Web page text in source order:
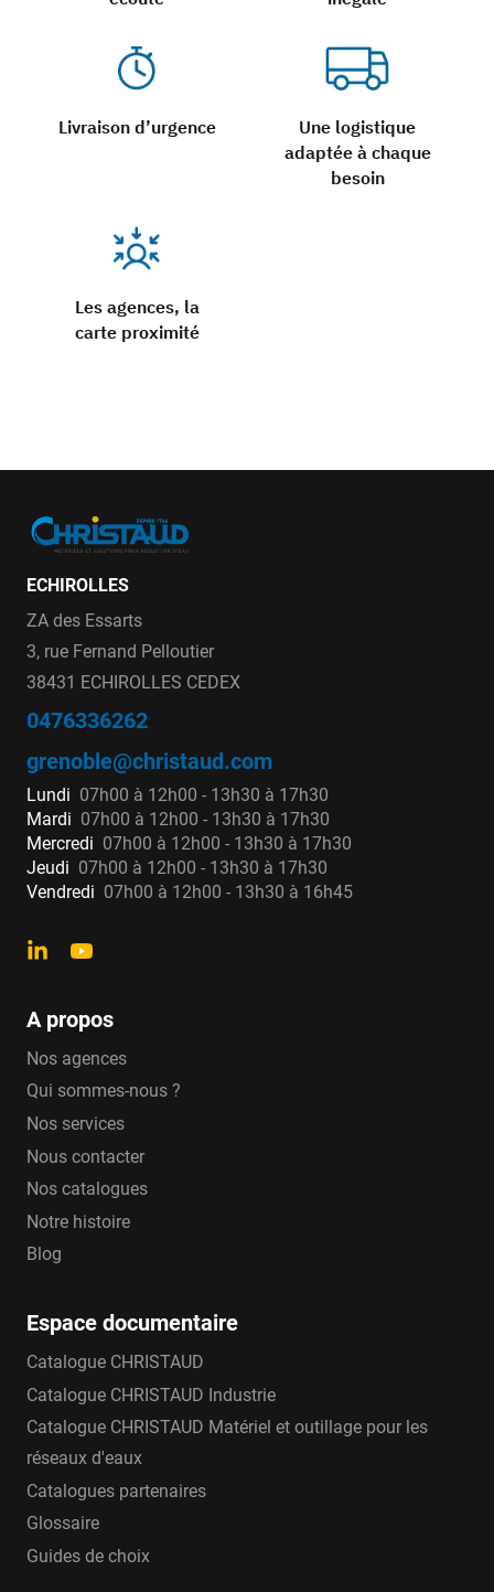
Livraison d’urgence
Une logistique
adaptée à chaque
besoin
Les agences, la
carte proximité
ECHIROLLES
ZA des Essarts
3, rue Fernand Pelloutier
38431 ECHIROLLES CEDEX
0476336262
grenoble@christaud.com
Lundi 07h00 à 12h00 - 13h30 à 17h30
Mardi 07h00 à 12h00 - 13h30 à 17h30
Mercredi 07h00 à 12h00 - 13h30 à 17h30
Jeudi 07h00 à 12h00 - 13h30 à 17h30
Vendredi 07h00 à 12h00 - 13h30 à 16h45
A propos
Nos agences
Qui sommes-nous ?
Nos services
Nous contacter
Nos catalogues
Notre histoire
Blog
Espace documentaire
Catalogue CHRISTAUD
Catalogue CHRISTAUD Industrie
Catalogue CHRISTAUD Matériel et outillage pour les
réseaux d'eaux
Catalogues partenaires
Glossaire
Guides de choix